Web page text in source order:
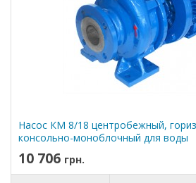
Насос КМ 8/18 центробежный,
консольно-моноблочный для воды
10 706 грн.